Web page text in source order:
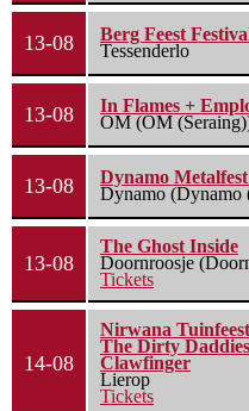
13-08
Berg Feest
Tessenderlo
13-08
In Flames +
OM (OM
13-08
Dynamo
Dynamo (Dynamo
13-08
The Ghost Inside
Doornroosje
Tickets
14-08
Nirwana
The Dirty
Clawfinger
Lierop
Tickets